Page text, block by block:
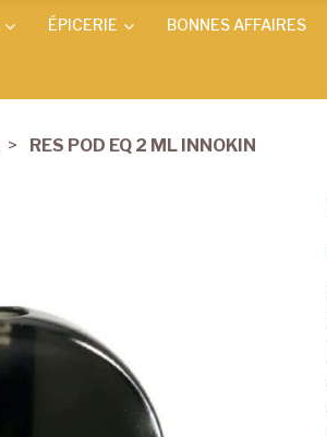
ÉPICERIE BONNES AFFAIRES
RES POD EQ 2 ML INNOKIN